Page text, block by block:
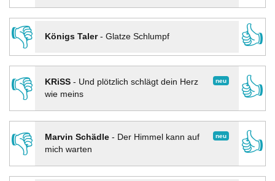
👎
Königs Taler- Glatze Schlumpf
👍
👎
neu
KRiSS- Und plötzlich schlägt dein Herz
wie meins
👍
👎 neu
Marvin Schädle- Der Himmel kann auf
mich warten
👍